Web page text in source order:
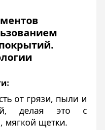
от грязи, пыли и
делая это с
щетки.